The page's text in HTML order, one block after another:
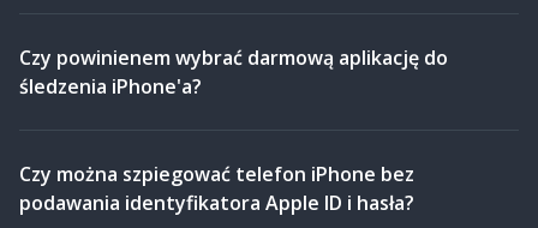
Czy powinienem wybrać darmową aplikację do
śledzenia iPhone'a?
Czy można szpiegować telefon iPhone bez
podawania identyfikatora Apple ID i hasła?